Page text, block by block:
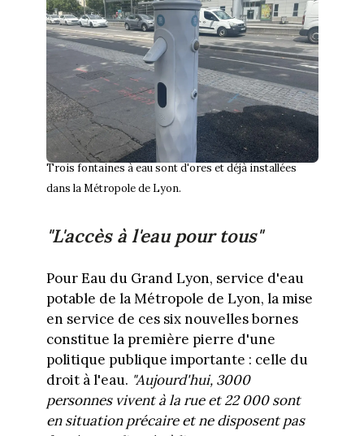
Trois fontaines à eau sont d'ores et déjà installées
dans la Métropole de Lyon.
"L'accès à l'eau pour tous"
Pour Eau du Grand Lyon, service d'eau
potable de la Métropole de Lyon, la mise
en service de ces six nouvelles bornes
constitue la première pierre d'une
politique publique importante : celle du
droit à l'eau. "Aujourd'hui, 3000
personnes vivent à la rue et 22 000 sont
en situation précaire et ne disposent pas